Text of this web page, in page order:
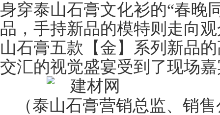
身穿泰山石膏文化衫的“春晚
品，手持新品的模特则走向
山石膏五款【金】系列新品
交汇的视觉盛宴受到了现场
（泰山石膏营销总监、销